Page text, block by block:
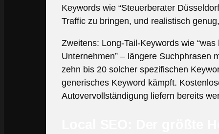
Keywords wie “Steuerberater
Traffic zu bringen, und realistisch
Zweitens: Long-Tail-Keywords wie
Unternehmen” – längere Suchphrasen
zehn bis 20 solcher spezifischen
generisches Keyword kämpft.
Autovervollständigung liefern bereits